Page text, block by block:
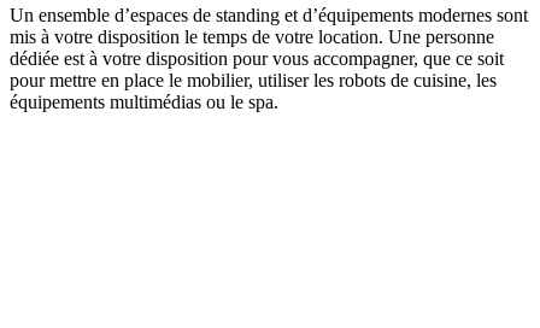
Un ensemble d’espaces de standing et d’équipements modernes sont
mis à votre disposition le temps de votre location. Une personne
dédiée est à votre disposition pour vous accompagner, que ce soit
pour mettre en place le mobilier, utiliser les robots de cuisine, les
équipements multimédias ou le spa.